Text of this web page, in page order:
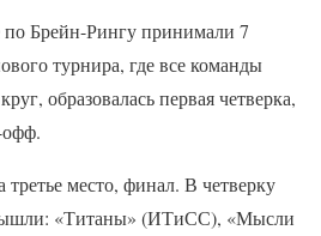
по Брейн-Рингу принимали 7
турнира, где все команды
образовалась первая четверка,
офф.
третье место, финал. В четверку
«Титаны» (ИТиСС), «Мысли